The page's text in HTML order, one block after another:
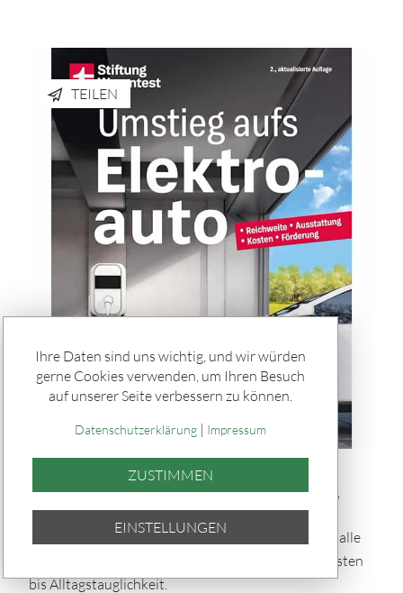
TEILEN
Rätseln & Service / Ratgeber
Buch-Tipp: „Umstieg aufs Elektroauto"
Der Ratgeber der Stiftung Warentest beantwortet alle
Fragen zum Umstieg auf das Elektroauto – von Kosten
bis Alltagstauglichkeit.
Ihre Daten sind uns wichtig, und wir würden
gerne Cookies verwenden, um Ihren Besuch
auf unserer Seite verbessern zu können.
Datenschutzerklärung| Impressum
ZUSTIMMEN
EINSTELLUNGEN